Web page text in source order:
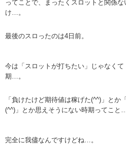
ってことで、まったくスロットと関係
け…。
最後のスロったのは4日前。
今は「スロットが打ちたい」じゃなく
期…。
「負けたけど期待値は稼げた(^^)」とか
(^^)」とか思えそうにない時期ってこと…
完全に我儘なんですけどね…。